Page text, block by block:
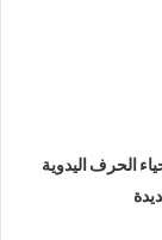
الحرف اليدوية